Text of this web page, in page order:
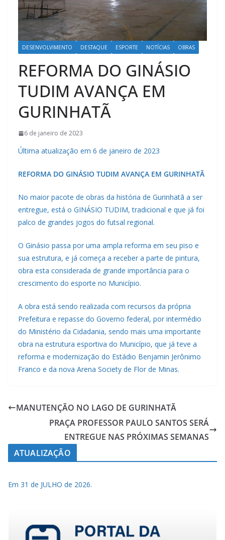
DESENVOLVIMENTO DESTAQUE ESPORTE NOTÍCIAS OBRAS
REFORMA DO GINÁSIO
TUDIM AVANÇA EM
GURINHATÃ
6 de janeiro de 2023
Última atualização em 6 de janeiro de 2023
REFORMA DO GINÁSIO TUDIM AVANÇA EM GURINHATÃ
No maior pacote de obras da história de Gurinhatã a ser
entregue, está o GINÁSIO TUDIM, tradicional e que já foi
palco de grandes jogos do futsal regional.
O Ginásio passa por uma ampla reforma em seu piso e
sua estrutura, e já começa a receber a parte de pintura,
obra esta considerada de grande importância para o
crescimento do esporte no Município.
A obra está sendo realizada com recursos da própria
Prefeitura e repasse do Governo federal, por intermédio
do Ministério da Cidadania, sendo mais uma importante
obra na estrutura esportiva do Município, que já teve a
reforma e modernização do Estádio Benjamin Jerônimo
Franco e da nova Arena Society de Flor de Minas.
MANUTENÇÃO NO LAGO DE GURINHATÃ
PRAÇA PROFESSOR PAULO SANTOS SERÁ
ENTREGUE NAS PRÓXIMAS SEMANAS
ATUALIZAÇÃO
Em 31 de JULHO de 2026.